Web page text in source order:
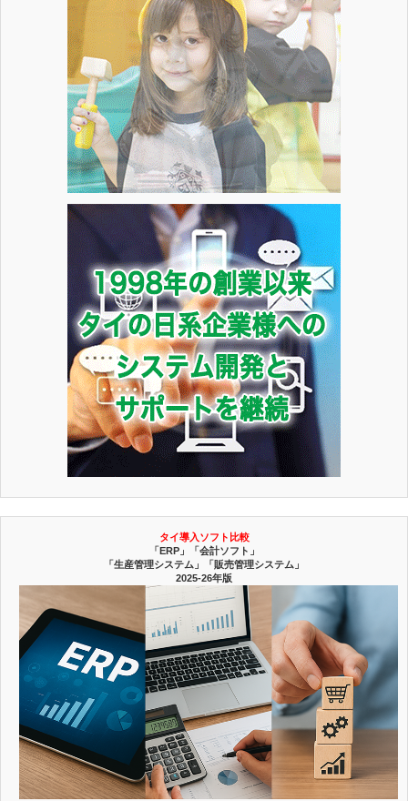
タイ導入ソフト比較
「ERP」「会計ソフト」
「生産管理システム」「販売管理システム」
2025-26年版